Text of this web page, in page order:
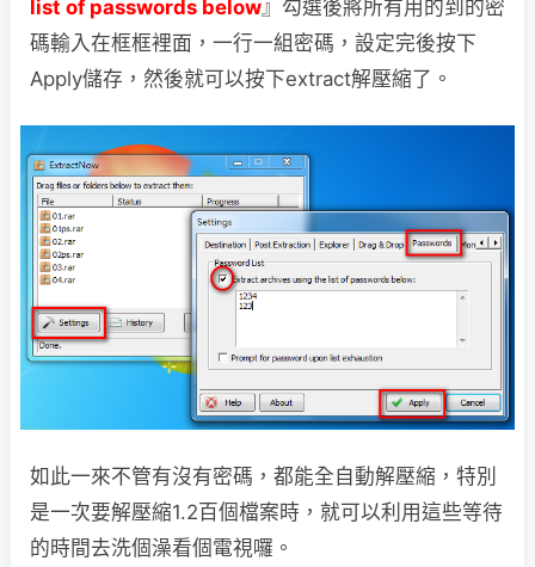
list of passwords below』勾選後將所有用的到的密
碼輸入在框框裡面，一行一組密碼，設定完後按下
Apply儲存，然後就可以按下extract解壓縮了。
如此一來不管有沒有密碼，都能全自動解壓縮，特別
是一次要解壓縮1.2百個檔案時，就可以利用這些等待
的時間去洗個澡看個電視囉。